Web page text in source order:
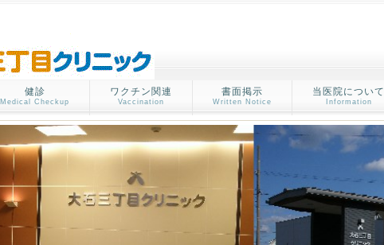
健診
Medical Checkup
ワクチン関連
Vaccination
書面掲示
Written Notice
当医院について
Information